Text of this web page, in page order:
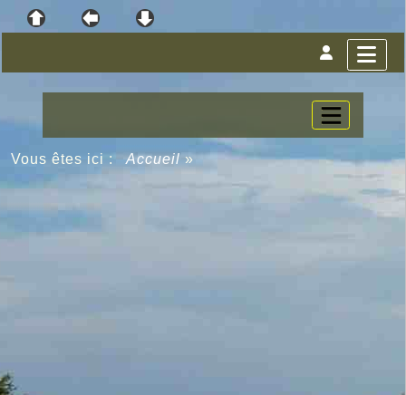
Vous êtes ici : Accueil »